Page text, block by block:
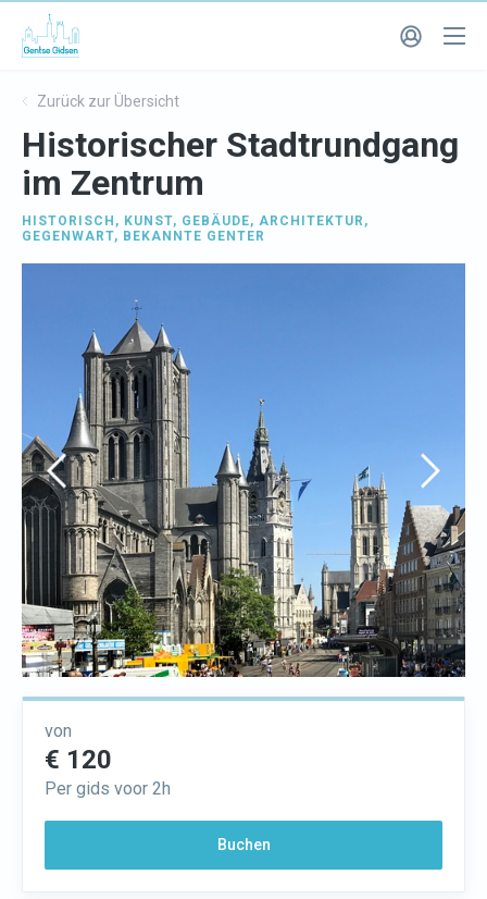
Zurück zur Übersicht
Historischer Stadtrundgang
im Zentrum
HISTORISCH , KUNST, GEBÄUDE, ARCHITEKTUR ,
GEGENWART, BEKANNTE GENTER
von
€ 120
Per gids voor 2h
Buchen